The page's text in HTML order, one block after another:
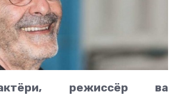
режиссёр ва